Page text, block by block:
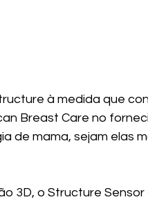
à medida que
Breast Care no
de mama, sejam elas
3D, o Structure